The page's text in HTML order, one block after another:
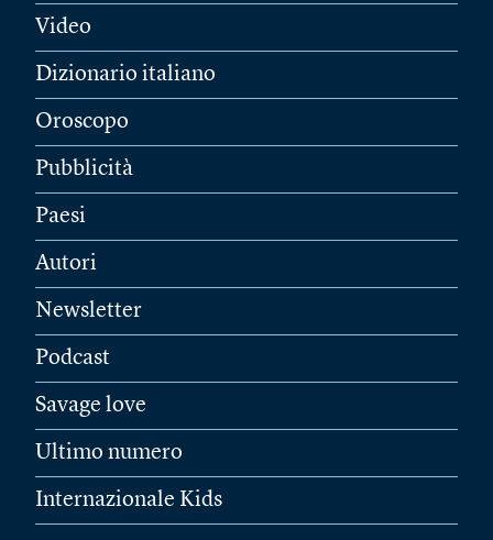
Video
Dizionario italiano
Oroscopo
Pubblicità
Paesi
Autori
Newsletter
Podcast
Savage love
Ultimo numero
Internazionale Kids